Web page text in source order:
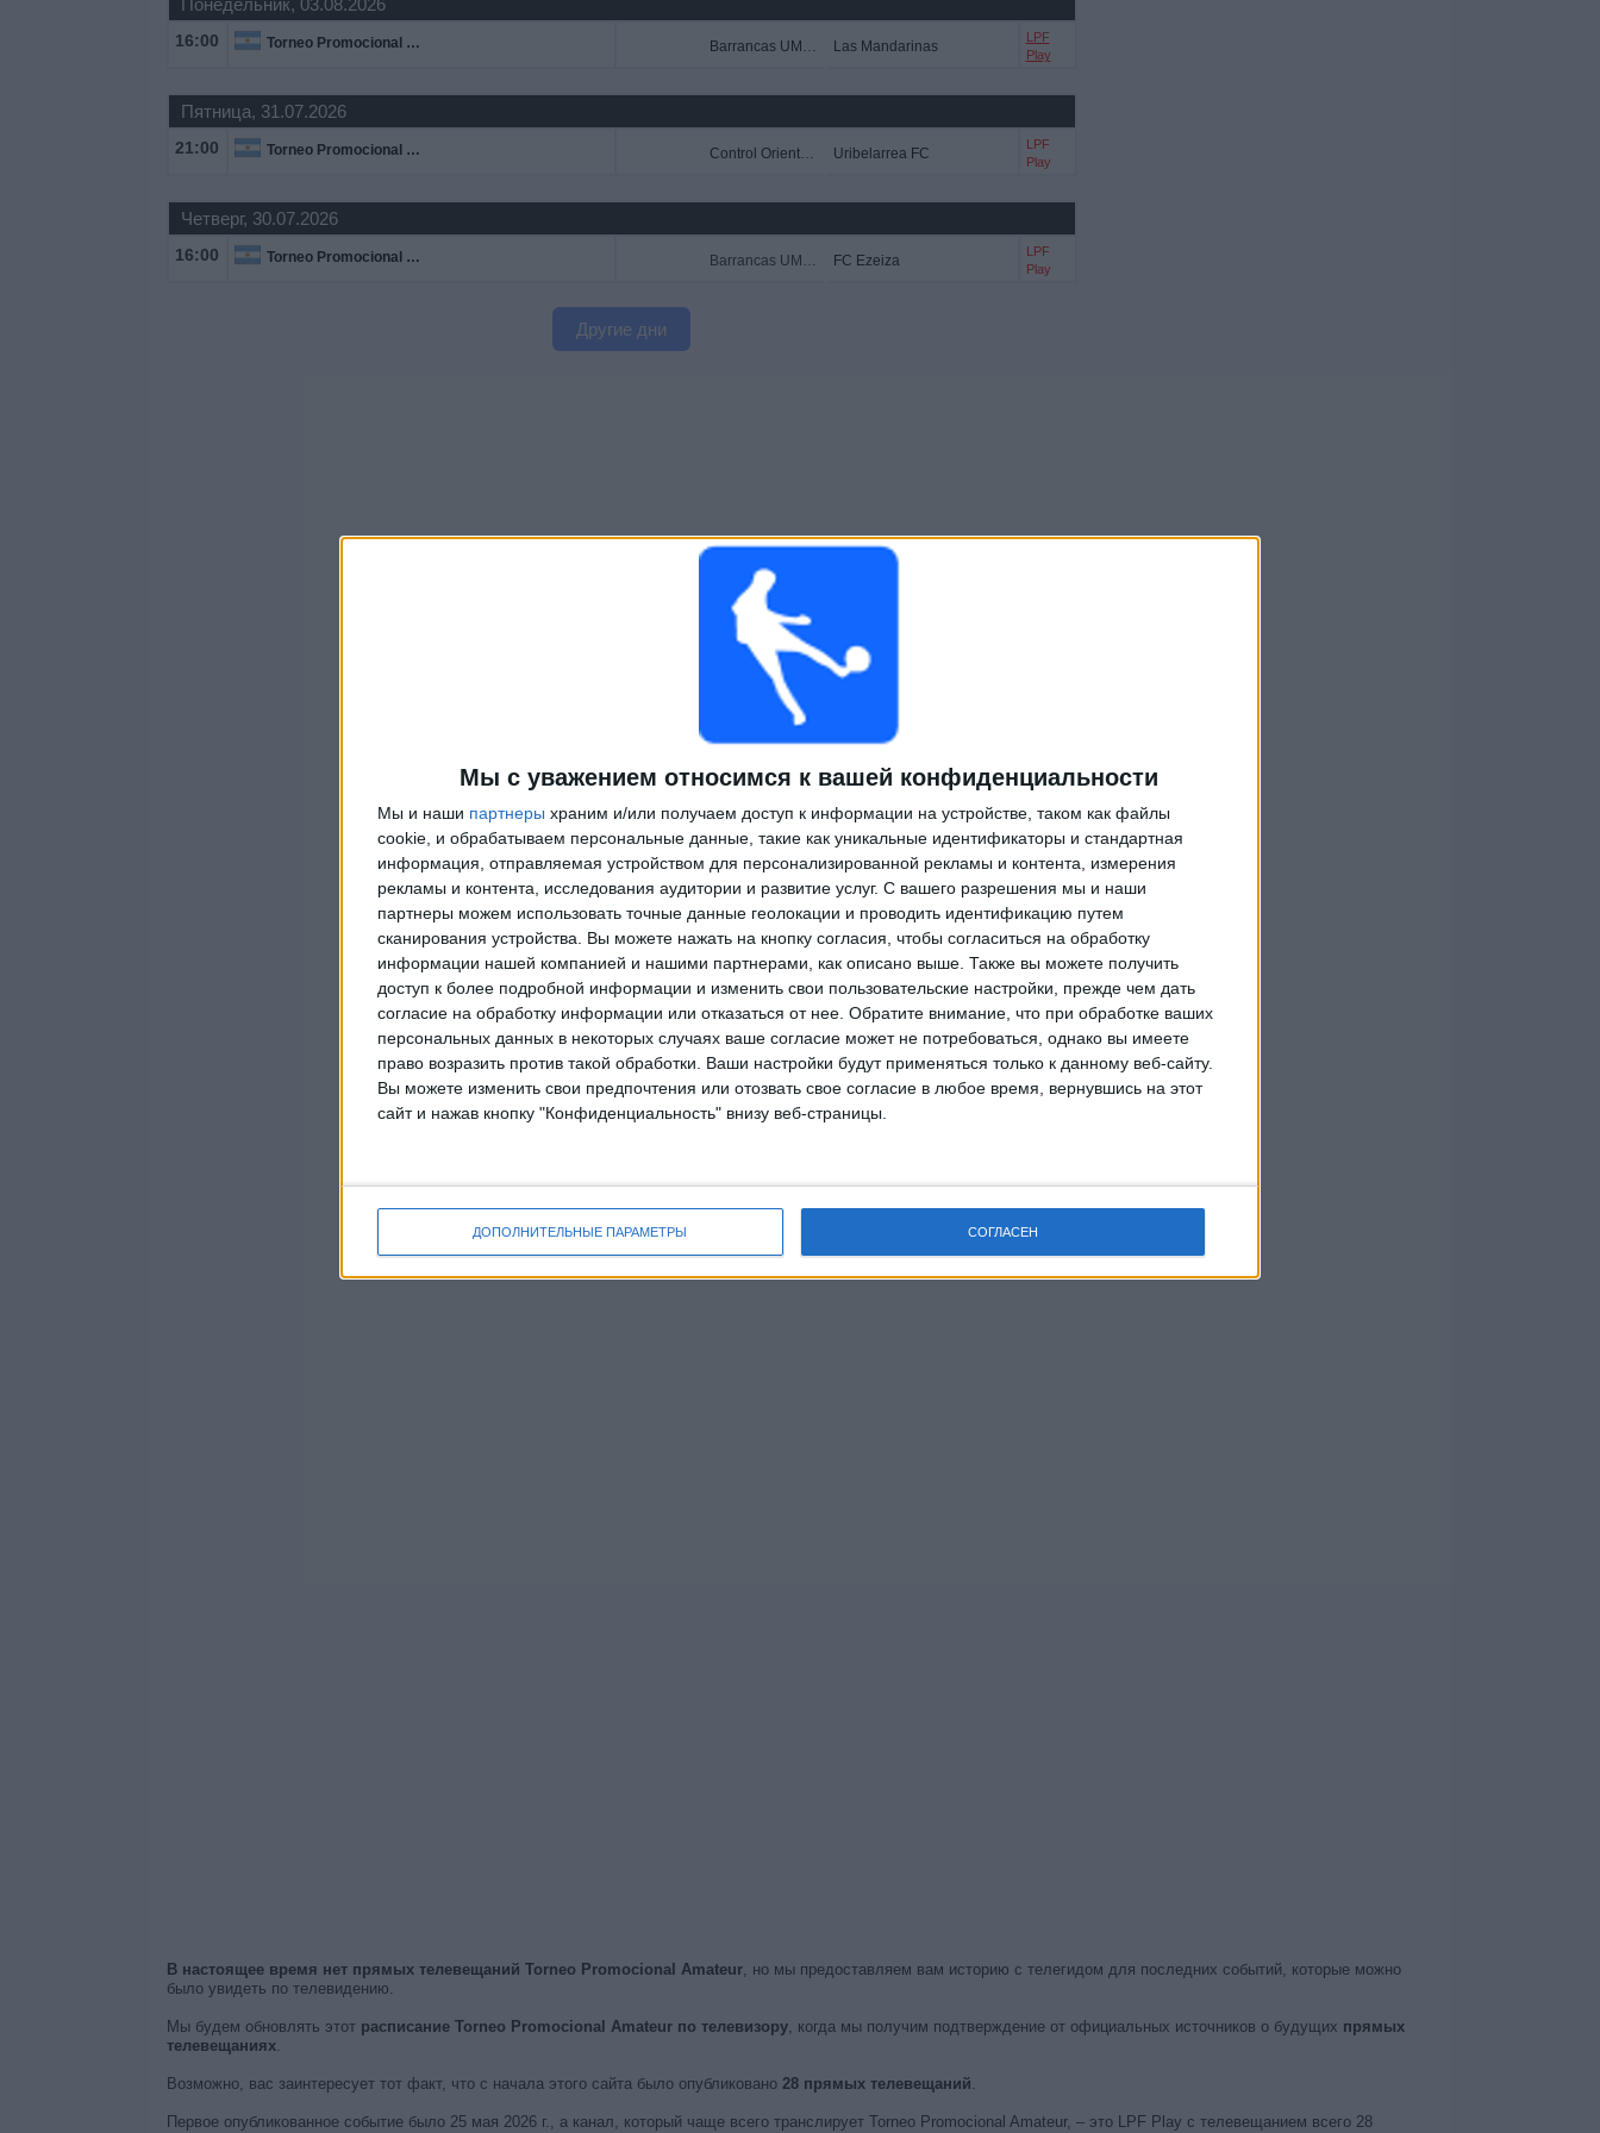
Мы с уважением относимся к вашей конфиденциальности
Мы и наши партнеры храним и/или получаем доступ к информации на устройстве, таком как файлы
cookie, и обрабатываем персональные данные, такие как уникальные идентификаторы и стандартная
информация, отправляемая устройством для персонализированной рекламы и контента, измерения
рекламы и контента, исследования аудитории и развитие услуг. С вашего разрешения мы и наши
партнеры можем использовать точные данные геолокации и проводить идентификацию путем
сканирования устройства. Вы можете нажать на кнопку согласия, чтобы согласиться на обработку
информации нашей компанией и нашими партнерами, как описано выше. Также вы можете получить
доступ к более подробной информации и изменить свои пользовательские настройки, прежде чем дать
согласие на обработку информации или отказаться от нее. Обратите внимание, что при обработке ваших
персональных данных в некоторых случаях ваше согласие может не потребоваться, однако вы имеете
право возразить против такой обработки. Ваши настройки будут применяться только к данному веб-сайту.
Вы можете изменить свои предпочтения или отозвать свое согласие в любое время, вернувшись на этот
сайт и нажав кнопку "Конфиденциальность" внизу веб-страницы.
ДОПОЛНИТЕЛЬНЫЕ ПАРАМЕТРЫ СОГЛАСЕН
Понедельник, 03.08.2026
16:00 Torneo Promocional Amateur Barrancas UMET FC Las Mandarinas
LPF
Play
Пятница, 31.07.2026
21:00 Torneo Promocional Amateur Control Orientado Uribelarrea FC
LPF
Play
Четверг, 30.07.2026
16:00 Torneo Promocional Amateur Barrancas UMET FC FC Ezeiza
LPF
Play
Другие дни
В настоящее время нет прямых телевещаний Torneo Promocional Amateur, но мы предоставляем вам историю с телегидом для последних событий, которые можно
было увидеть по телевидению.
Мы будем обновлять этот расписание Torneo Promocional Amateur по телевизору, когда мы получим подтверждение от официальных источников о будущих прямых
телевещаниях.
Возможно, вас заинтересует тот факт, что с начала этого сайта было опубликовано 28 прямых телевещаний.
Первое опубликованное событие было 25 мая 2026 г., а канал, который чаще всего транслирует Torneo Promocional Amateur, – это LPF Play с телевещанием всего 28